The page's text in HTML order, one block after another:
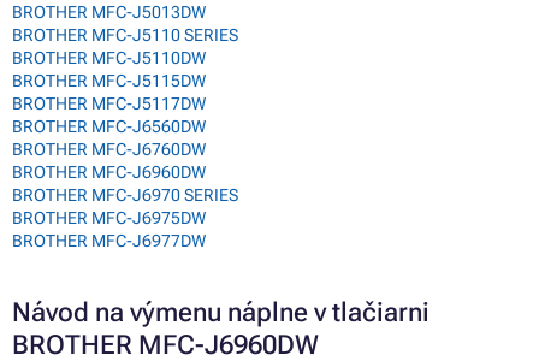
BROTHER MFC-J5013DW
BROTHER MFC-J5110 SERIES
BROTHER MFC-J5110DW
BROTHER MFC-J5115DW
BROTHER MFC-J5117DW
BROTHER MFC-J6560DW
BROTHER MFC-J6760DW
BROTHER MFC-J6960DW
BROTHER MFC-J6970 SERIES
BROTHER MFC-J6975DW
BROTHER MFC-J6977DW
Návod na výmenu náplne v tlačiarni
BROTHER MFC-J6960DW